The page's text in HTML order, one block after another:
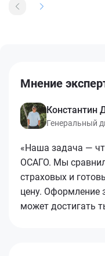
Мнение
Константин
Генеральный
«Наша задача —
ОСАГО. Мы
страховых и
цену. Оформление
может достигать